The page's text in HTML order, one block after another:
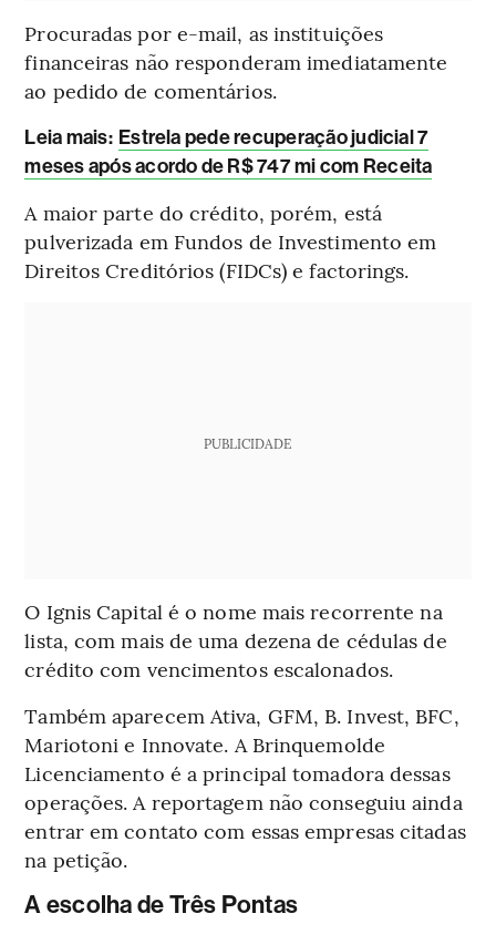
Procuradas por e-mail, as instituições
financeiras não responderam imediatamente
ao pedido de comentários.
Leia mais: Estrela pede recuperação judicial 7
meses após acordo de R$ 747 mi com Receita
A maior parte do crédito, porém, está
pulverizada em Fundos de Investimento em
Direitos Creditórios (FIDCs) e factorings.
PUBLICIDADE
O Ignis Capital é o nome mais recorrente na
lista, com mais de uma dezena de cédulas de
crédito com vencimentos escalonados.
Também aparecem Ativa, GFM, B. Invest, BFC,
Mariotoni e Innovate. A Brinquemolde
Licenciamento é a principal tomadora dessas
operações. A reportagem não conseguiu ainda
entrar em contato com essas empresas citadas
na petição.
A escolha de Três Pontas